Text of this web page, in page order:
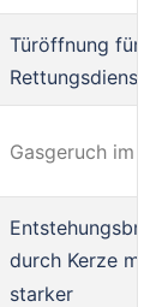
Türöffnung für
Rettungsdienst
Gasgeruch im
durch Kerze mit
starker